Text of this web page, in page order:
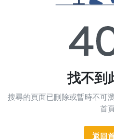
找不到
搜尋的頁面已刪除或暫時不可
首
返回
2.0x
1.75x
1.5x
1.25x
0.75x
沒有播